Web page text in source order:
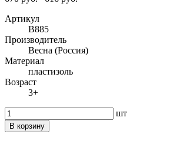
Артикул
В885
Производитель
Весна (Россия)
Материал
пластизоль
Возраст
3+
шт
В корзину